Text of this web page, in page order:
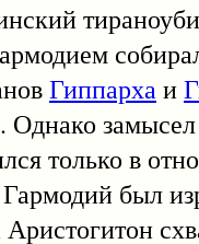
Гиппархаи
Однако замысел
только в
был